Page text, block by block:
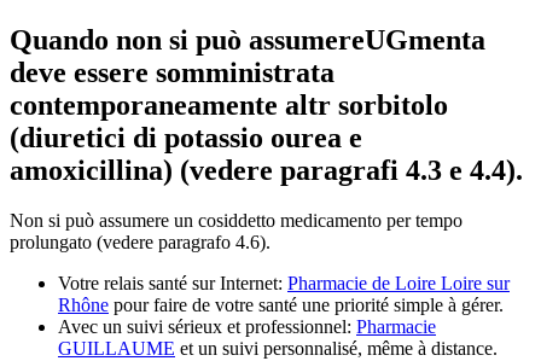
Quando non si può assumereUGmenta
deve essere somministrata
contemporaneamente altr sorbitolo
(diuretici di potassio ourea e
amoxicillina) (vedere paragrafi 4.3 e 4.4).
Non si può assumere un cosiddetto medicamento per tempo
prolungato (vedere paragrafo 4.6).
Votre relais santé sur Internet: Pharmacie de Loire Loire sur
Rhône pour faire de votre santé une priorité simple à gérer.
Avec un suivi sérieux et professionnel: Pharmacie
GUILLAUME et un suivi personnalisé, même à distance.